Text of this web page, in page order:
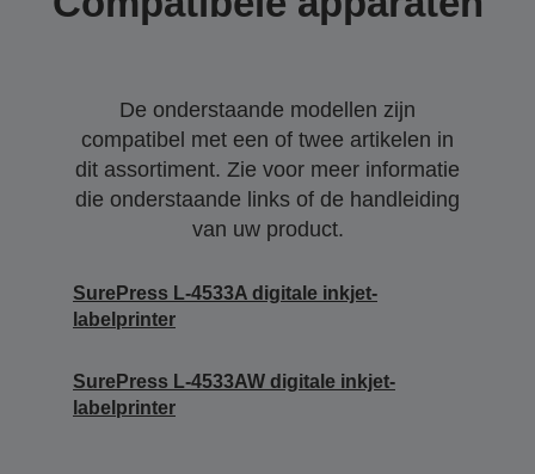
De onderstaande modellen zijn
compatibel met een of twee artikelen in
dit assortiment. Zie voor meer informatie
die onderstaande links of de handleiding
van uw product.
SurePress L-4533A digitale inkjet-
labelprinter
SurePress L-4533AW digitale inkjet-
labelprinter